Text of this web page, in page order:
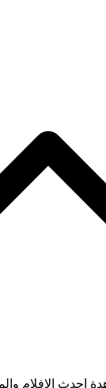
احدث الافلام